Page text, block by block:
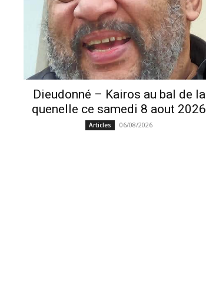
Dieudonné – Kairos au bal de la
quenelle ce samedi 8 aout 2026
Articles 06/08/2026